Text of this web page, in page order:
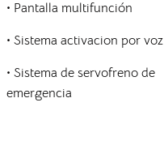
• Pantalla multifunción
• Sistema activacion por voz
• Sistema de servofreno de
emergencia